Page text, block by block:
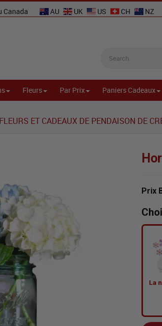
Canada AU UK US CH NZ
Fleurs Par Prix Paniers Cadeaux
FLEURS ET CADEAUX DE PENDAISON DE
Prix
La